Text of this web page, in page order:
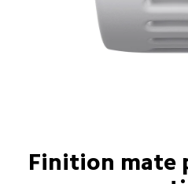
Finition mate